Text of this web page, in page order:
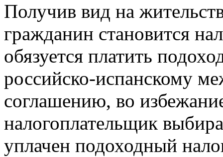
Получив вид на
гражданин становится
обязуется платить
российско-испанскому
соглашению, во
налогоплательщик
уплачен подоходный